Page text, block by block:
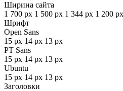
Ширина сайта
1 700 px 1 500 px 1 344 px 1 200 px
Шрифт
Open Sans
15 px 14 px 13 px
PT Sans
15 px 14 px 13 px
Ubuntu
15 px 14 px 13 px
Заголовки